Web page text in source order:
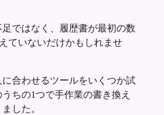
ではなく、履歴書が最初の数
ていないだけかもしれませ
合わせるツールをいくつか試
ちの1つで手作業の書き換え
した。